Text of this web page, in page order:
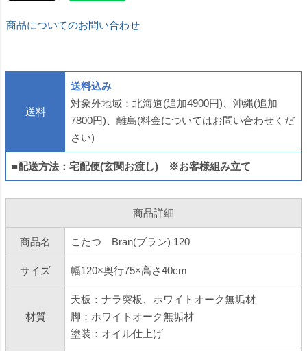
商品についてのお問い合わせ
送料
送料込み
対象外地域：北海道(追加4900円)、沖縄(追加
7800円)、離島(料金についてはお問い合わせくだ
さい)
■配送方法：宅配便(玄関お渡し) ※お客様組み立て
商品詳細
商品名 こたつ Bran(ブラン) 120
サイズ 幅120×奥行75×高さ40cm
材質
天板：ナラ突板、ホワイトオーク無垢材
脚：ホワイトオーク無垢材
塗装：オイル仕上げ